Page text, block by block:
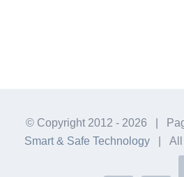
© Copyright 2012 - 2026 |
Smart & Safe Technology | All